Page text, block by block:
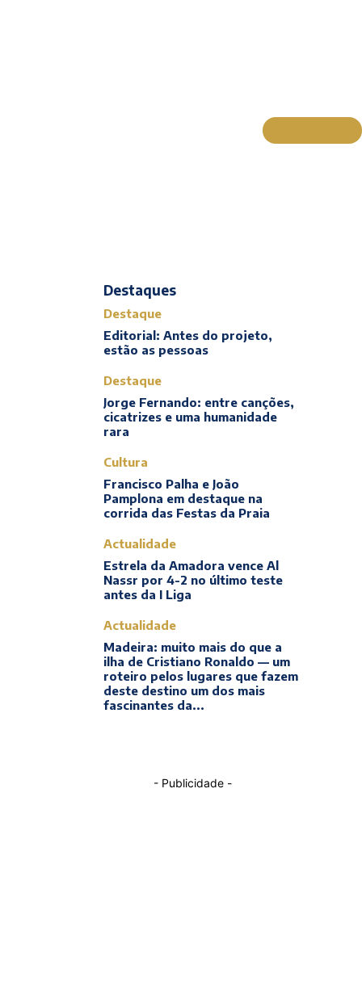
Destaques
Destaque
Editorial: Antes do projeto,
estão as pessoas
Destaque
Jorge Fernando: entre canções,
cicatrizes e uma humanidade
rara
Cultura
Francisco Palha e João
Pamplona em destaque na
corrida das Festas da Praia
Actualidade
Estrela da Amadora vence Al
Nassr por 4-2 no último teste
antes da I Liga
Actualidade
Madeira: muito mais do que a
ilha de Cristiano Ronaldo — um
roteiro pelos lugares que fazem
deste destino um dos mais
fascinantes da...
- Publicidade -